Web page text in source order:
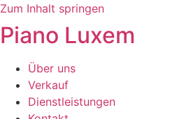
Zum Inhalt springen
Piano Luxem
Über uns
Verkauf
Dienstleistungen